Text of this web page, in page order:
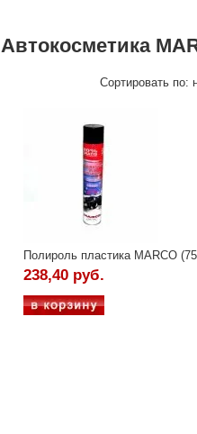
Автокосметика
Сортировать по:
Полироль пластика MARCO
238,40 руб.